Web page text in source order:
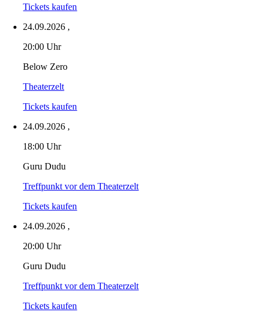
Tickets kaufen
24.09.2026 ,
20:00 Uhr
Below Zero
Theaterzelt
Tickets kaufen
24.09.2026 ,
18:00 Uhr
Guru Dudu
Treffpunkt vor dem Theaterzelt
Tickets kaufen
24.09.2026 ,
20:00 Uhr
Guru Dudu
Treffpunkt vor dem Theaterzelt
Tickets kaufen